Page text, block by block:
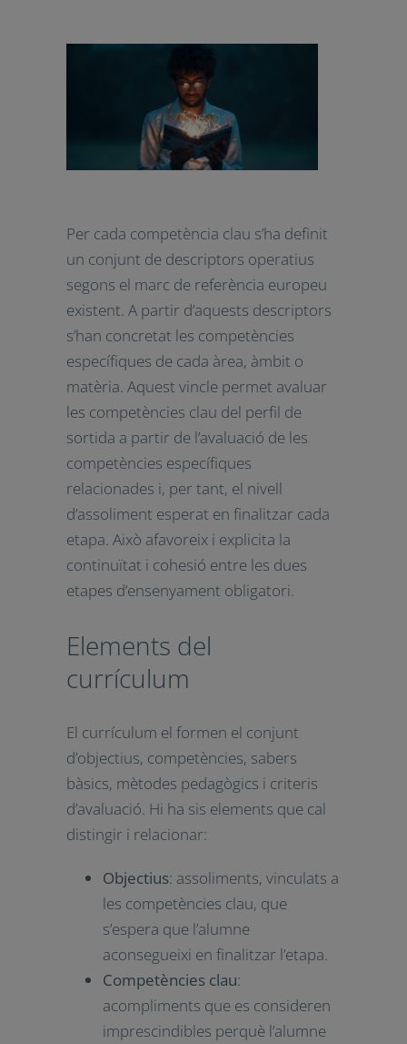
el seu conjunt.
Per assolir el perfil de sortida
cal treballar des de la
transversalitat de les
Per cada competència clau s’ha definit
un conjunt de descriptors operatius
segons el marc de referència europeu
existent. A partir d’aquests
descriptors s’han concretat les
competències específiques de cada
permet avaluar les competències clau
del perfil de sortida a partir de
l’avaluació de les competències
el nivell d’assoliment esperat en
finalitzar cada etapa. Això afavoreix i
explicita la continuïtat i cohesió entre
les dues etapes d’ensenyament
obligatori.
Elements del
currículum
El currículum el formen el conjunt
d’objectius, competències, sabers
bàsics, mètodes pedagògics i criteris